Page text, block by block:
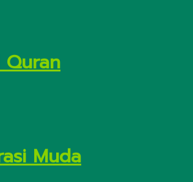
Quran
Muda